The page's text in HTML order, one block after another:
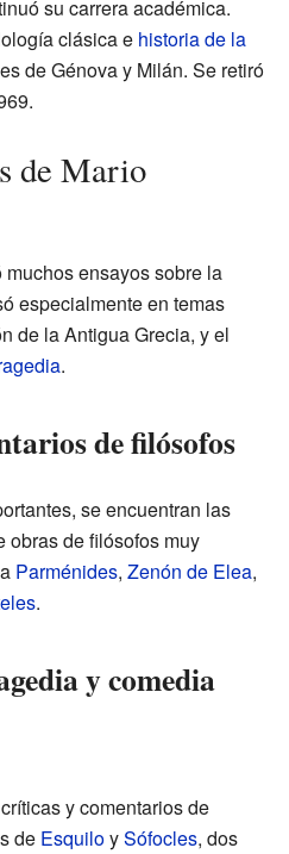
su carrera académica.
clásica e historia de la
de Génova y Milán. Se retiró
de Mario
ensayos sobre la
especialmente en temas
de la Antigua Grecia, y el
.
de filósofos
se encuentran las
obras de filósofos muy
Parménides, Zenón de Elea,
.
y comedia
y comentarios de
de EsquiloySófocles, dos